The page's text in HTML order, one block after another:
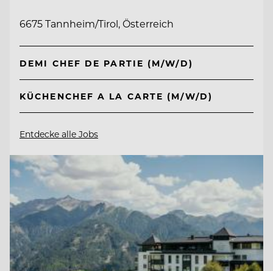
6675 Tannheim/Tirol, Österreich
DEMI CHEF DE PARTIE (M/W/D)
KÜCHENCHEF A LA CARTE (M/W/D)
Entdecke alle Jobs